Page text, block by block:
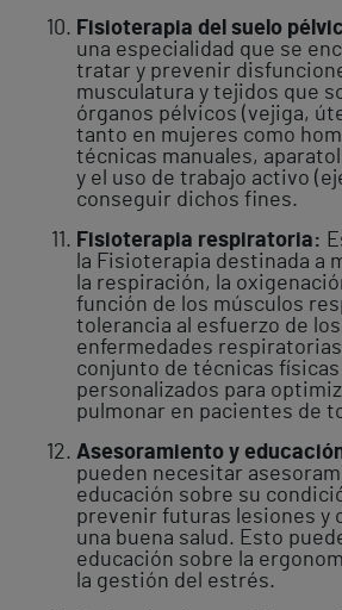
Fisioterapia del suelo
una especialidad que se
tratar y prevenir
musculatura y tejidos que
órganos pélvicos (vejiga,
tanto en mujeres como
técnicas manuales,
y el uso de trabajo activo
conseguir dichos fines.
Fisioterapia respiratoria:
la Fisioterapia destinada a
la respiración, la
función de los músculos
tolerancia al esfuerzo de
enfermedades
conjunto de técnicas
personalizados para
pulmonar en pacientes de
Asesoramiento y
pueden necesitar
educación sobre su
prevenir futuras lesiones y
una buena salud. Esto
educación sobre la
la gestión del estrés.